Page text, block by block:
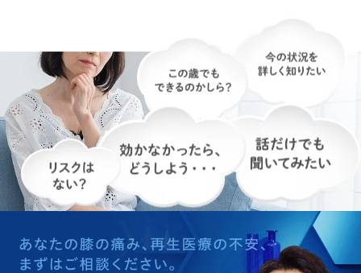
＜当院で受けられる治療＞
●培養幹細胞治療
詳しくは培養幹細胞治療のページ
ださい。
軟骨細胞を用いる再生医療
自身の軟骨を体外で培養し、これを欠損し
た部位に移植するという方法です。入院期
間はリハビリも含めて1ヵ月ほど必要にな